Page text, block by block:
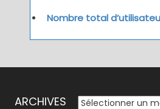
Nombre total
ARCHIVES ARCHIVES